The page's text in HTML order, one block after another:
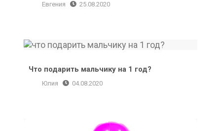
Евгения 25.08.2020
Что подарить мальчику на 1 год?
Юлия 04.08.2020